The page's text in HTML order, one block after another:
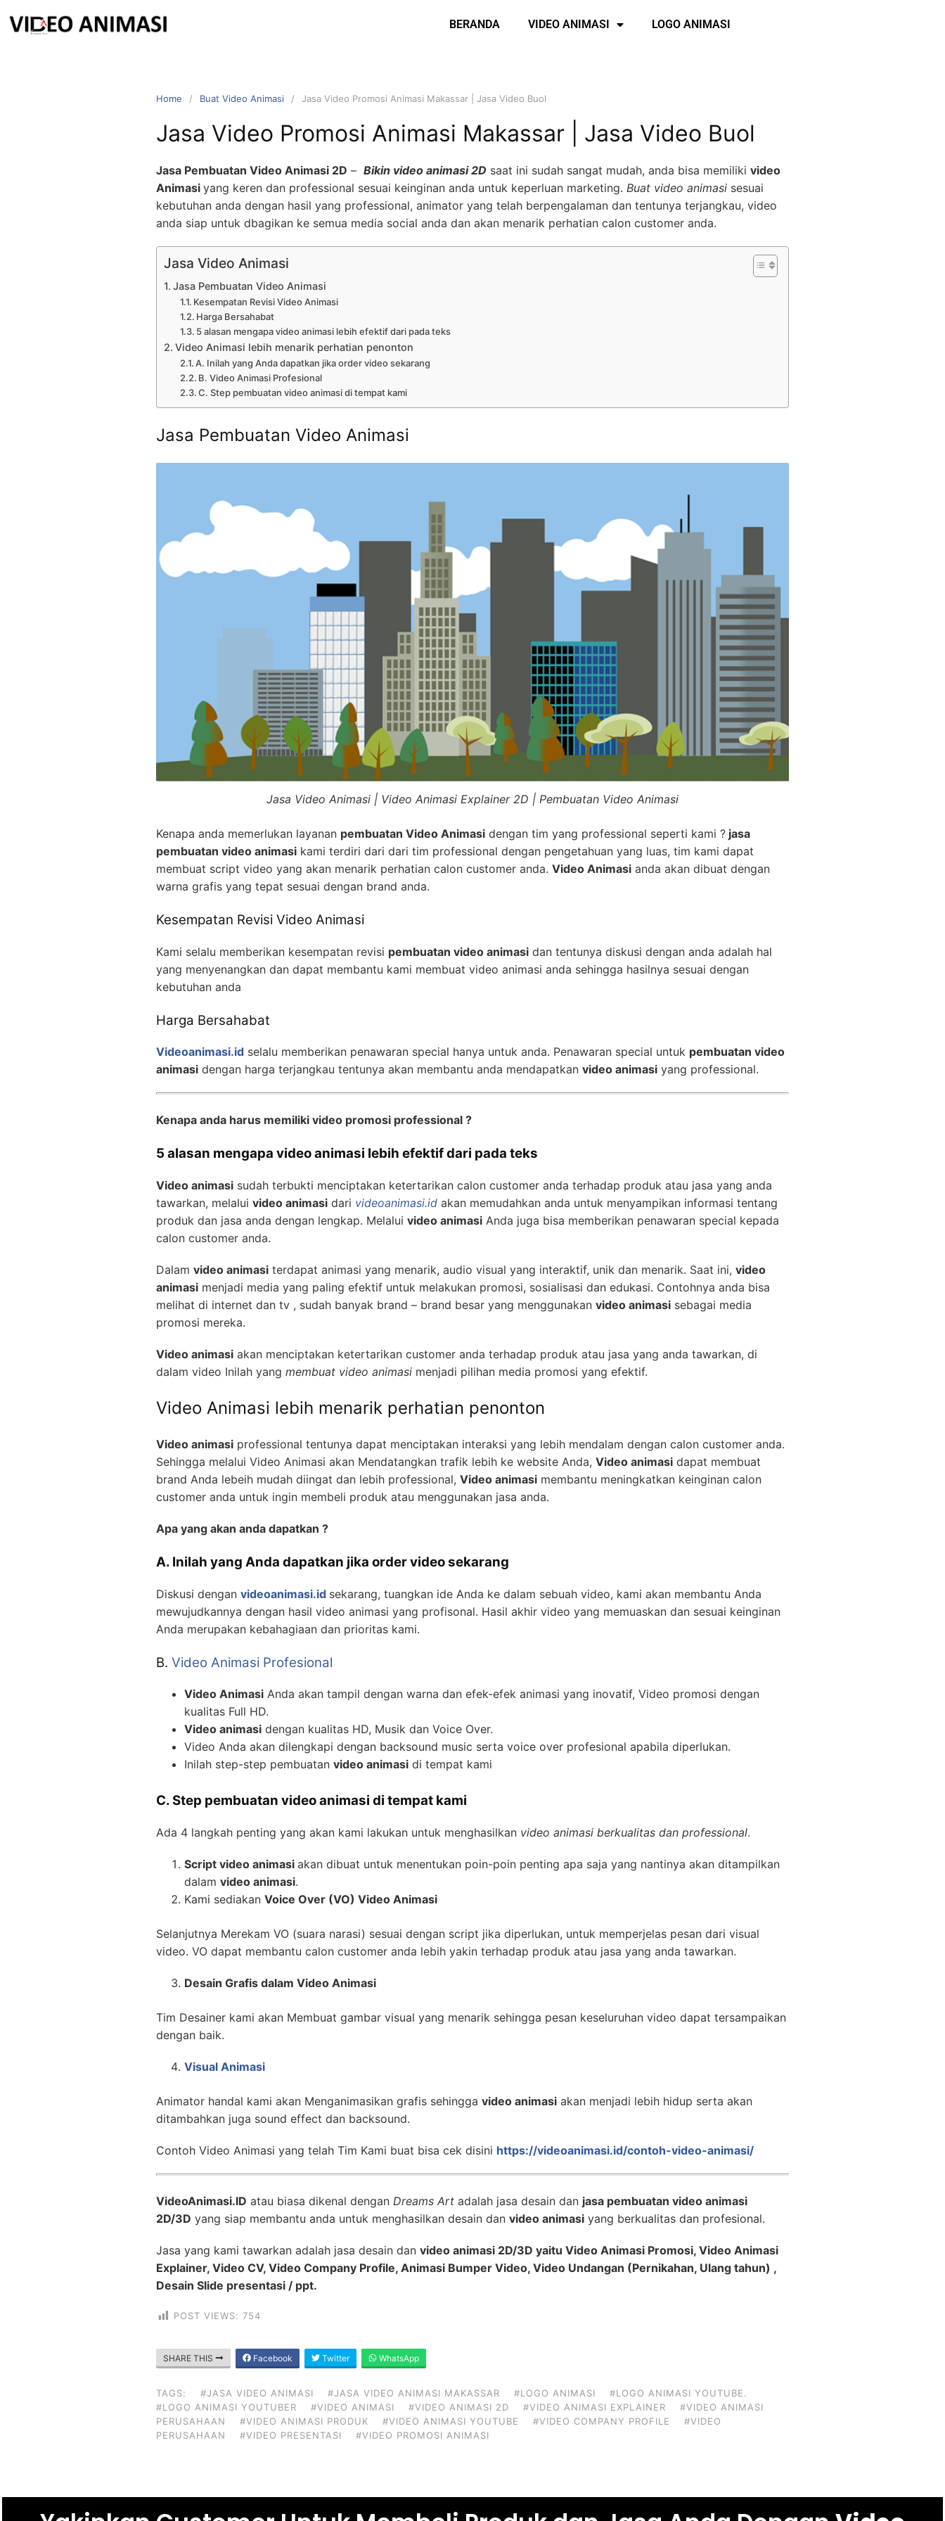
BERANDA VIDEO ANIMASI LOGO ANIMASI
Home Buat Video Animasi Jasa Video Promosi Animasi Makassar | Jasa Video Buol
Jasa Video Promosi Animasi Makassar | Jasa Video Buol
Jasa Pembuatan Video Animasi 2D – Bikin video animasi 2D saat ini sudah sangat mudah, anda bisa memiliki video
Animasi yang keren dan professional sesuai keinginan anda untuk keperluan marketing. Buat video animasi sesuai
kebutuhan anda dengan hasil yang professional, animator yang telah berpengalaman dan tentunya terjangkau, video
anda siap untuk dbagikan ke semua media social anda dan akan menarik perhatian calon customer anda.
Jasa Video Animasi
Jasa Pembuatan Video Animasi
Kesempatan Revisi Video Animasi
Harga Bersahabat
5 alasan mengapa video animasi lebih efektif dari pada teks
Video Animasi lebih menarik perhatian penonton
A. Inilah yang Anda dapatkan jika order video sekarang
B. Video Animasi Profesional
C. Step pembuatan video animasi di tempat kami
Jasa Pembuatan Video Animasi
Jasa Video Animasi | Video Animasi Explainer 2D | Pembuatan Video Animasi
Kenapa anda memerlukan layanan pembuatan Video Animasi dengan tim yang professional seperti kami ? jasa
pembuatan video animasi kami terdiri dari dari tim professional dengan pengetahuan yang luas, tim kami dapat
membuat script video yang akan menarik perhatian calon customer anda. Video Animasi anda akan dibuat dengan
warna grafis yang tepat sesuai dengan brand anda.
Kesempatan Revisi Video Animasi
Kami selalu memberikan kesempatan revisi pembuatan video animasi dan tentunya diskusi dengan anda adalah hal
yang menyenangkan dan dapat membantu kami membuat video animasi anda sehingga hasilnya sesuai dengan
kebutuhan anda
Harga Bersahabat
Videoanimasi.id selalu memberikan penawaran special hanya untuk anda. Penawaran special untuk pembuatan video
animasi dengan harga terjangkau tentunya akan membantu anda mendapatkan video animasi yang professional.
Kenapa anda harus memiliki video promosi professional ?
5 alasan mengapa video animasi lebih efektif dari pada teks
Video animasi sudah terbukti menciptakan ketertarikan calon customer anda terhadap produk atau jasa yang anda
tawarkan, melalui video animasi dari videoanimasi.id akan memudahkan anda untuk menyampikan informasi tentang
produk dan jasa anda dengan lengkap. Melalui video animasi Anda juga bisa memberikan penawaran special kepada
calon customer anda.
Dalam video animasi terdapat animasi yang menarik, audio visual yang interaktif, unik dan menarik. Saat ini, video
animasi menjadi media yang paling efektif untuk melakukan promosi, sosialisasi dan edukasi. Contohnya anda bisa
melihat di internet dan tv , sudah banyak brand – brand besar yang menggunakan video animasi sebagai media
promosi mereka.
Video animasi akan menciptakan ketertarikan customer anda terhadap produk atau jasa yang anda tawarkan, di
dalam video Inilah yang membuat video animasi menjadi pilihan media promosi yang efektif.
Video Animasi lebih menarik perhatian penonton
Video animasi professional tentunya dapat menciptakan interaksi yang lebih mendalam dengan calon customer anda.
Sehingga melalui Video Animasi akan Mendatangkan trafik lebih ke website Anda, Video animasi dapat membuat
brand Anda lebeih mudah diingat dan lebih professional, Video animasi membantu meningkatkan keinginan calon
customer anda untuk ingin membeli produk atau menggunakan jasa anda.
Apa yang akan anda dapatkan ?
A. Inilah yang Anda dapatkan jika order video sekarang
Diskusi dengan videoanimasi.id sekarang, tuangkan ide Anda ke dalam sebuah video, kami akan membantu Anda
mewujudkannya dengan hasil video animasi yang profisonal. Hasil akhir video yang memuaskan dan sesuai keinginan
Anda merupakan kebahagiaan dan prioritas kami.
B. Video Animasi Profesional
Video Animasi Anda akan tampil dengan warna dan efek-efek animasi yang inovatif, Video promosi dengan
kualitas Full HD.
Video animasi dengan kualitas HD, Musik dan Voice Over.
Video Anda akan dilengkapi dengan backsound music serta voice over profesional apabila diperlukan.
Inilah step-step pembuatan video animasi di tempat kami
C. Step pembuatan video animasi di tempat kami
Ada 4 langkah penting yang akan kami lakukan untuk menghasilkan video animasi berkualitas dan professional.
Script video animasi akan dibuat untuk menentukan poin-poin penting apa saja yang nantinya akan ditampilkan
dalam video animasi.
Kami sediakan Voice Over (VO) Video Animasi
Selanjutnya Merekam VO (suara narasi) sesuai dengan script jika diperlukan, untuk memperjelas pesan dari visual
video. VO dapat membantu calon customer anda lebih yakin terhadap produk atau jasa yang anda tawarkan.
Desain Grafis dalam Video Animasi
Tim Desainer kami akan Membuat gambar visual yang menarik sehingga pesan keseluruhan video dapat tersampaikan
dengan baik.
Visual Animasi
Animator handal kami akan Menganimasikan grafis sehingga video animasi akan menjadi lebih hidup serta akan
ditambahkan juga sound effect dan backsound.
Contoh Video Animasi yang telah Tim Kami buat bisa cek disini https://videoanimasi.id/contoh-video-animasi/
VideoAnimasi.ID atau biasa dikenal dengan Dreams Art adalah jasa desain dan jasa pembuatan video animasi
2D/3D yang siap membantu anda untuk menghasilkan desain dan video animasi yang berkualitas dan profesional.
Jasa yang kami tawarkan adalah jasa desain dan video animasi 2D/3D yaitu Video Animasi Promosi, Video Animasi
Explainer, Video CV, Video Company Profile, Animasi Bumper Video, Video Undangan (Pernikahan, Ulang tahun) ,
Desain Slide presentasi / ppt.
POST VIEWS: 754
SHARE THIS Facebook Twitter WhatsApp
TAGS: #JASA VIDEO ANIMASI #JASA VIDEO ANIMASI MAKASSAR #LOGO ANIMASI
#LOGO ANIMASI YOUTUBE.
#LOGO ANIMASI YOUTUBER
#VIDEO ANIMASI #VIDEO ANIMASI 2D #VIDEO ANIMASI EXPLAINER
#VIDEO ANIMASI
PERUSAHAAN
#VIDEO ANIMASI PRODUK #VIDEO ANIMASI YOUTUBE #VIDEO COMPANY PROFILE
#VIDEO
PERUSAHAAN
#VIDEO PRESENTASI #VIDEO PROMOSI ANIMASI